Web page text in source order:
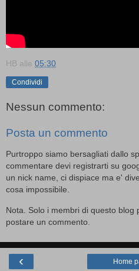
HB alle 05:30
Condividi
Nessun commento:
Posta un commento
Purtroppo siamo bersagliati dallo
commentare devi registrarti su
un nick name, ci dispiace ma e'
cosa impossibile.
Nota. Solo i membri di questo blog
postare un commento.
‹ Home